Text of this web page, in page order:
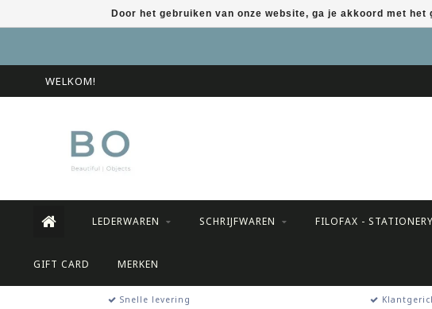
WELKOM!
LEDERWAREN SCHRIJFWAREN FILOFAX - STATIONERY
GIFT CARD MERKEN
Snelle levering
Door het gebruiken van onze website, ga je akkoord met